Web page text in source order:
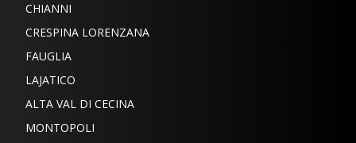
CHIANNI
CRESPINA LORENZANA
FAUGLIA
LAJATICO
ALTA VAL DI CECINA
MONTOPOLI